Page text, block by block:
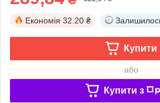
Економія 32.20 ₴
Купити
або
Купити з